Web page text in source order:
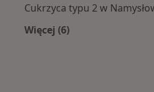
Cukrzyca typu 2 w
Więcej (6)